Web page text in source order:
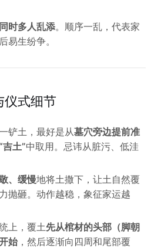
时多人乱添。顺序一乱，代表家
易生纷争。
仪式细节
铲土，最好是从墓穴旁边提前准
土”中取用。忌讳从脏污、低洼
、缓慢地将土撒下，让土自然覆
抛砸。动作越稳，象征家运越
上，覆土先从棺材的头部（脚朝
始，然后逐渐向四周和尾部覆